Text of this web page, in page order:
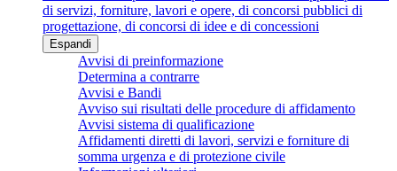
di servizi, forniture, lavori e opere, di concorsi pubblici di
progettazione, di concorsi di idee e di concessioni
Espandi
Avvisi di preinformazione
Determina a contrarre
Avvisi e Bandi
Avviso sui risultati delle procedure di affidamento
Avvisi sistema di qualificazione
Affidamenti diretti di lavori, servizi e forniture di
somma urgenza e di protezione civile